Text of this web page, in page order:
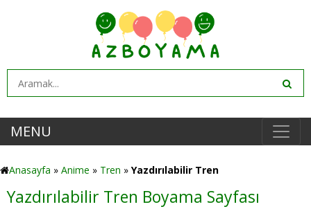
MENU
Anasayfa » Anime » Tren » Yazdırılabilir Tren
Yazdırılabilir Tren Boyama Sayfası